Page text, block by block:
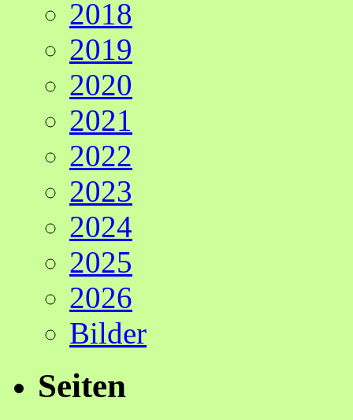
2018
2019
2020
2021
2022
2023
2024
2025
2026
Bilder
Seiten